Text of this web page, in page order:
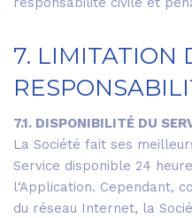
7. LIMITATION
7.1. DISPONIBILITÉ DU
La Société fait ses
Service disponible 24
l‘Application. Cependant,
du réseau Internet, la